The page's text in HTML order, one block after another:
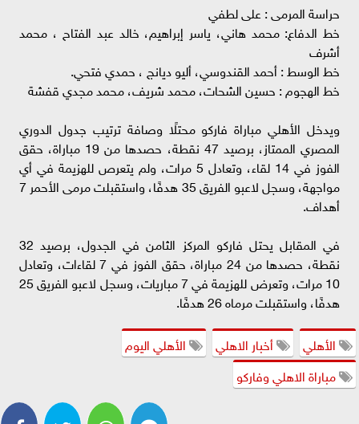
حراسة المرمى : على لطفي
خط الدفاع: محمد هاني، ياسر إبراهيم، خالد عبد الفتاح ، محمد
أشرف
خط الوسط : أحمد القندوسي، أليو ديانج ، حمدي فتحي.
خط الهجوم : حسين الشحات، محمد شريف، محمد مجدي قفشة
ويدخل الأهلي مباراة فاركو محتلًا وصافة ترتيب جدول الدوري
المصري الممتاز، برصيد 47 نقطة، حصدها من 19 مباراة، حقق
الفوز في 14 لقاء، وتعادل 5 مرات، ولم يتعرص للهزيمة في أي
مواجهة، وسجل لاعبو الفريق 35 هدفًا، واستقبلت مرمى الأحمر 7
أهداف.
في المقابل يحتل فاركو المركز الثامن في الجدول، برصيد 32
نقطة، حصدها من 24 مباراة، حقق الفوز في 7 لقاءات، وتعادل
10 مرات، وتعرض للهزيمة في 7 مباريات، وسجل لاعبو الفريق 25
هدفًا، واستقبلت مرماه 26 هدفًا.
الأهلي
أخبار الاهلي
الأهلي اليوم
مباراة الاهلي وفاركو